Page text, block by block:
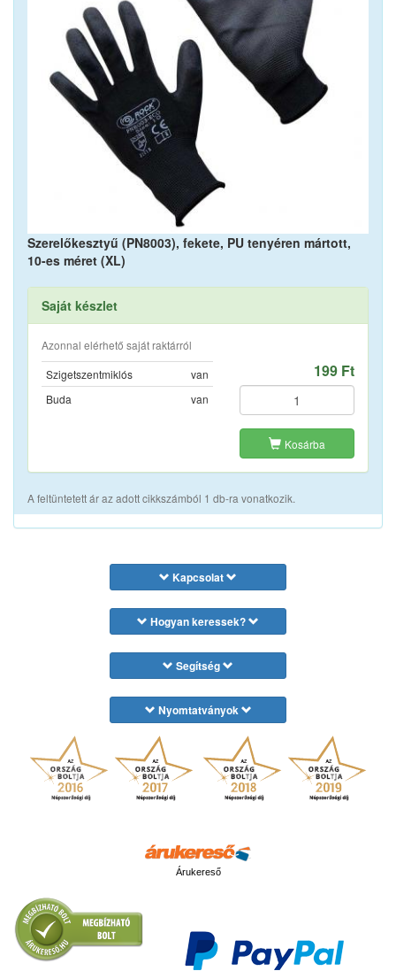
Szerelőkesztyű (PN8003), fekete, PU tenyéren mártott,
10-es méret (XL)
Saját készlet
Azonnal elérhető saját raktárról
Szigetszentmiklós
van
Buda
van
199 Ft
Kosárba
A feltüntetett ár az adott cikkszámból 1 db-ra vonatkozik.
Kapcsolat
Hogyan keressek?
Segítség
Nyomtatványok
Árukereső